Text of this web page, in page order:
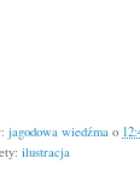
jagodowa wiedźma o
ilustracja